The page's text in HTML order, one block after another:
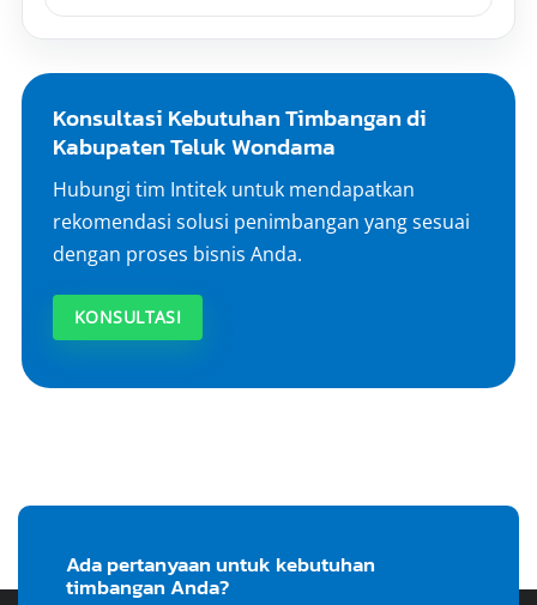
Konsultasi Kebutuhan Timbangan di
Kabupaten Teluk Wondama
Hubungi tim Intitek untuk mendapatkan
rekomendasi solusi penimbangan yang sesuai
dengan proses bisnis Anda.
KONSULTASI
Ada pertanyaan untuk kebutuhan
timbangan Anda?